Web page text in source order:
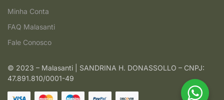
Minha Conta
FAQ Malasanti
Fale Conosco
© 2023 – Malasanti | SANDRINA H. DONASSOLLO – CNPJ:
47.891.810/0001-49